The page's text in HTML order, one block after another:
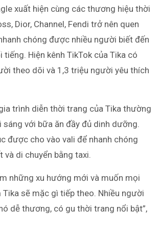
xuất hiện cùng các thương hiệu thời
Dior, Channel, Fendi trở nên quen
chóng được nhiều người biết đến
tiếng. Hiện kênh TikTok của Tika có
theo dõi và 1,3 triệu người yêu thích
trình diễn thời trang của Tika thường
sáng với bữa ăn đầy đủ dinh dưỡng.
được cho vào vali để nhanh chóng
và di chuyển bằng taxi.
những xu hướng mới và muốn mọi
sẽ mặc gì tiếp theo. Nhiều người
dễ thương, có gu thời trang nổi bật”,